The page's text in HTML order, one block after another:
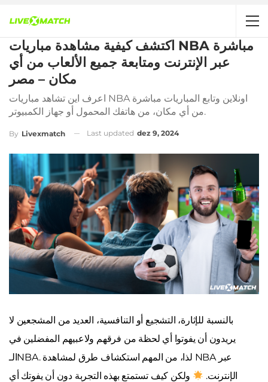
اكتشف كيفية مشاهدة مباريات NBA مباشرة
عبر الإنترنت ومتابعة جميع الألعاب من أي
مكان – مصر
اعرف اين تشاهد مباريات NBA اونلاين وتابع المباريات مباشرة
من أي مكان، من هاتفك المحمول أو جهاز الكمبيوتر.
By Livexmatch Last updated dez 9, 2024
بالنسبة للإثارة، التشجيع أو التنافسية، العديد من المشجعين لا
يريدون أن يفوتوا أي لحظة من فرقهم ولاعبيهم المفضلين في
الـNBA. لذا، من المهم استكشاف طرق لمشاهدة NBA عبر
الإنترنت.
ولكن كيف تستمتع بهذه التجربة دون أن يفوتك أي